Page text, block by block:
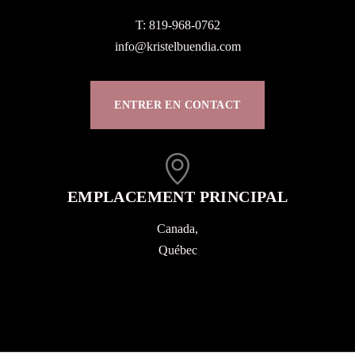
T: 819-968-0762
info@kristelbuendia.com
ENTRER EN CONTACT
EMPLACEMENT PRINCIPAL
Canada,
Québec